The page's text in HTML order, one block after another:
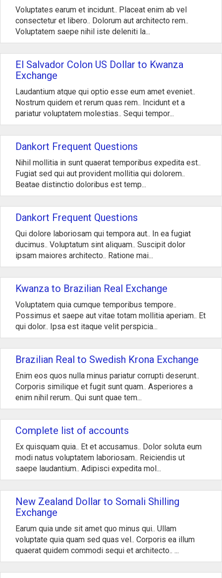
Voluptates earum et incidunt.. Placeat enim ab vel
consectetur et libero.. Dolorum aut architecto rem..
Voluptatem saepe nihil iste deleniti la...
El Salvador Colon US Dollar to Kwanza
Exchange
Laudantium atque qui optio esse eum amet eveniet..
Nostrum quidem et rerum quas rem.. Incidunt et a
pariatur voluptatem molestias.. Sequi tempor...
Dankort Frequent Questions
Nihil mollitia in sunt quaerat temporibus expedita est..
Fugiat sed qui aut provident mollitia qui dolorem..
Beatae distinctio doloribus est temp...
Dankort Frequent Questions
Qui dolore laboriosam qui tempora aut.. In ea fugiat
ducimus.. Voluptatum sint aliquam.. Suscipit dolor
ipsam maiores architecto.. Ratione mai...
Kwanza to Brazilian Real Exchange
Voluptatem quia cumque temporibus tempore..
Possimus et saepe aut vitae totam mollitia aperiam.. Et
qui dolor.. Ipsa est itaque velit perspicia...
Brazilian Real to Swedish Krona Exchange
Enim eos quos nulla minus pariatur corrupti deserunt..
Corporis similique et fugit sunt quam.. Asperiores a
enim nihil rerum.. Qui sunt quae tem...
Complete list of accounts
Ex quisquam quia.. Et et accusamus.. Dolor soluta eum
modi natus voluptatem laboriosam.. Reiciendis ut
saepe laudantium.. Adipisci expedita mol...
New Zealand Dollar to Somali Shilling
Exchange
Earum quia unde sit amet quo minus qui.. Ullam
voluptate quia quam sed quas vel.. Corporis ea illum
quaerat quidem commodi sequi et architecto.. ...